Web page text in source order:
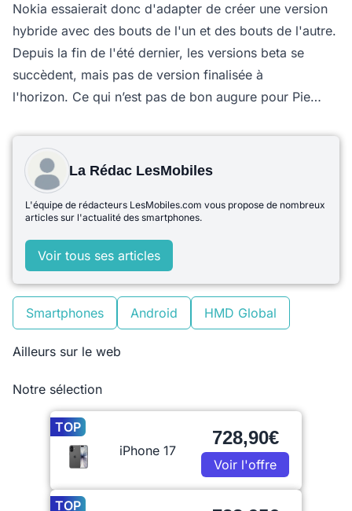
Nokia essaierait donc d'adapter de créer une version
hybride avec des bouts de l'un et des bouts de l'autre.
Depuis la fin de l'été dernier, les versions beta se
succèdent, mais pas de version finalisée à
l'horizon. Ce qui n’est pas de bon augure pour Pie…
La Rédac LesMobiles
L'équipe de rédacteurs LesMobiles.com vous propose de nombreux
articles sur l'actualité des smartphones.
Voir tous ses articles
Smartphones Android HMD Global
Ailleurs sur le web
Notre sélection
TOP
iPhone 17
728,90€
Voir l'offre
TOP